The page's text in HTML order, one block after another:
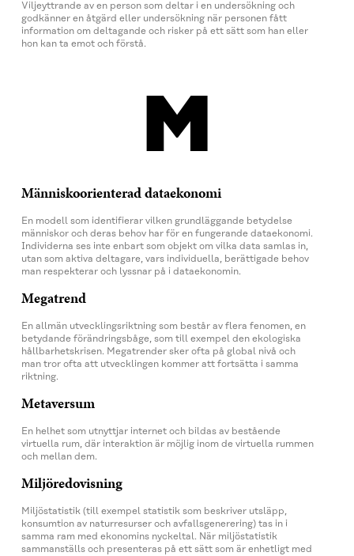
Viljeyttrande av en person som deltar i en undersökning och
godkänner en åtgärd eller undersökning när personen fått
information om deltagande och risker på ett sätt som han eller
hon kan ta emot och förstå.
M
Människoorienterad dataekonomi
En modell som identifierar vilken grundläggande betydelse
människor och deras behov har för en fungerande dataekonomi.
Individerna ses inte enbart som objekt om vilka data samlas in,
utan som aktiva deltagare, vars individuella, berättigade behov
man respekterar och lyssnar på i dataekonomin.
Megatrend
En allmän utvecklingsriktning som består av flera fenomen, en
betydande förändringsbåge, som till exempel den ekologiska
hållbarhetskrisen. Megatrender sker ofta på global nivå och
man tror ofta att utvecklingen kommer att fortsätta i samma
riktning.
Metaversum
En helhet som utnyttjar internet och bildas av bestående
virtuella rum, där interaktion är möjlig inom de virtuella rummen
och mellan dem.
Miljöredovisning
Miljöstatistik (till exempel statistik som beskriver utsläpp,
konsumtion av naturresurser och avfallsgenerering) tas in i
samma ram med ekonomins nyckeltal. När miljöstatistik
sammanställs och presenteras på ett sätt som är enhetligt med